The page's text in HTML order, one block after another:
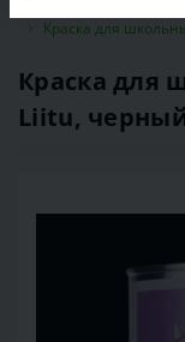
Краска для
Краска для
Liitu,